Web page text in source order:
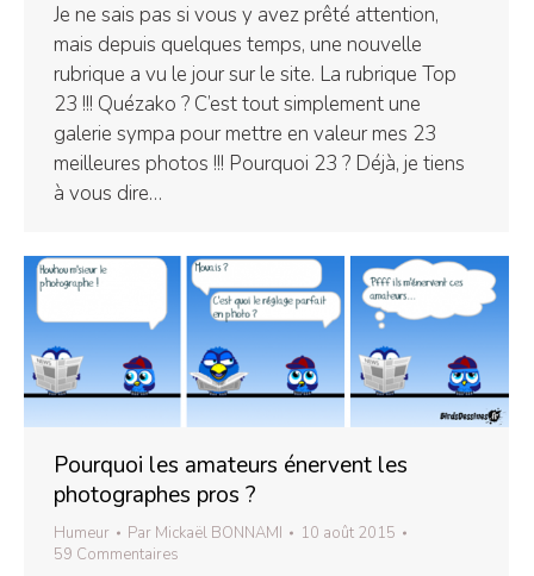
Je ne sais pas si vous y avez prêté attention,
mais depuis quelques temps, une nouvelle
rubrique a vu le jour sur le site. La rubrique Top
23 !!! Quézako ? C’est tout simplement une
galerie sympa pour mettre en valeur mes 23
meilleures photos !!! Pourquoi 23 ? Déjà, je tiens
à vous dire…
Pourquoi les amateurs énervent les
photographes pros ?
Humeur Par Mickaël BONNAMI
10 août 2015
59 Commentaires